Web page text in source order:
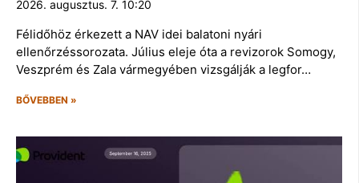
2026. augusztus. 7. 10:20
Félidőhöz érkezett a NAV idei balatoni nyári
ellenőrzéssorozata. Július eleje óta a revizorok Somogy,
Veszprém és Zala vármegyében vizsgálják a legfor…
BŐVEBBEN »